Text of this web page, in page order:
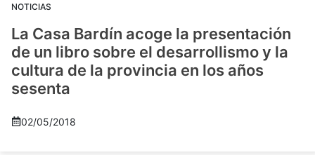
NOTICIAS
La Casa Bardín acoge la presentación
de un libro sobre el desarrollismo y la
cultura de la provincia en los años
sesenta
02/05/2018